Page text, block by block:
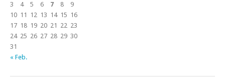
3
4 5 6 7 8
9
10 11 12 13 14 15 16
17 18 19 20 21 22 23
24 25 26 27 28 29 30
31
« Feb.